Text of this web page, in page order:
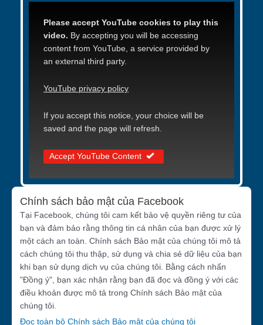
Please accept YouTube cookies to play this
video. By accepting you will be accessing
content from YouTube, a service provided by
an external third party.
YouTube privacy policy
If you accept this notice, your choice will be
saved and the page will refresh.
Accept YouTube Content
Chính sách bảo mật của Facebook
Tại Facebook, chúng tôi cam kết bảo vệ quyền riêng tư của
bạn và đảm bảo rằng thông tin cá nhân của bạn được xử lý
một cách an toàn. Chính sách Bảo mật của chúng tôi mô tả
cách chúng tôi thu thập, sử dụng và chia sẻ dữ liệu của bạn
khi bạn sử dụng dịch vụ của chúng tôi. Bằng cách nhấn
"Đồng ý", bạn xác nhận rằng bạn đã đọc và đồng ý với các
điều khoản được mô tả trong Chính sách Bảo mật của
chúng tôi.
Đọc toàn bộ Chính sách Bảo mật của chúng tôi